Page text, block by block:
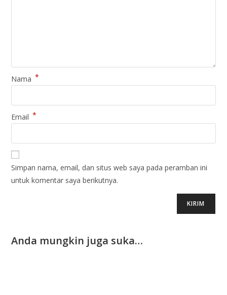
Nama *
Email *
Simpan nama, email, dan situs web saya pada peramban ini
untuk komentar saya berikutnya.
Anda mungkin juga suka…